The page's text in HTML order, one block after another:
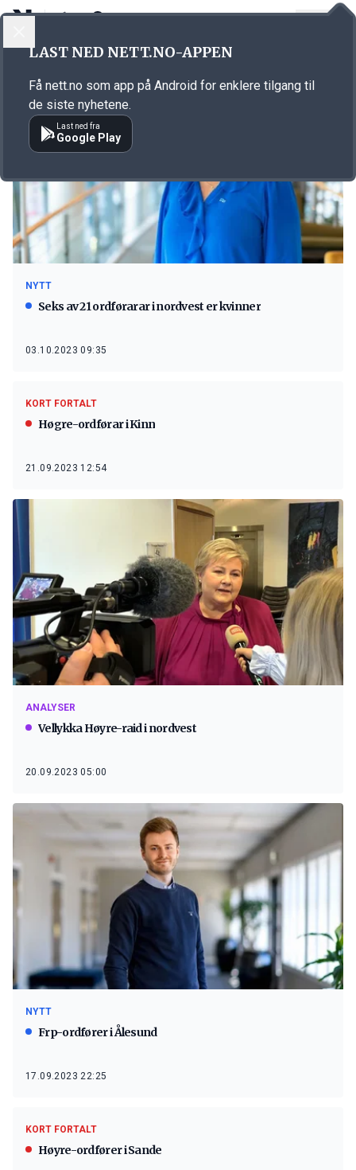
Emne: val 2023
NYTT
Seks av 21 ordførarar i nordvest er kvinner
03.10.2023 09:35
KORT FORTALT
Høgre-ordførar i Kinn
21.09.2023 12:54
ANALYSER
Vellykka Høyre-raid i nordvest
20.09.2023 05:00
NYTT
Frp-ordfører i Ålesund
17.09.2023 22:25
KORT FORTALT
Høyre-ordfører i Sande
LAST NED NETT.NO-APPEN
Få nett.no som app på Android for enklere tilgang til
de siste nyhetene.
Last ned fra
Google Play